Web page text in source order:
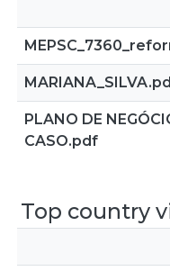
PLANO DE
CASO.pdf
Top country